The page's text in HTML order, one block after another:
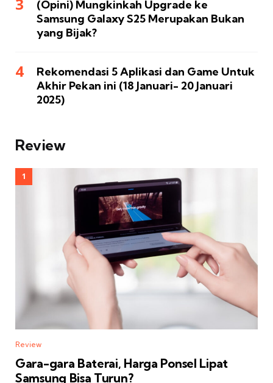
(Opini) Mungkinkah Upgrade ke
Samsung Galaxy S25 Merupakan Bukan
yang Bijak?
Rekomendasi 5 Aplikasi dan Game Untuk
Akhir Pekan ini (18 Januari- 20 Januari
2025)
Review
Review
Gara-gara Baterai, Harga Ponsel Lipat
Samsung Bisa Turun?